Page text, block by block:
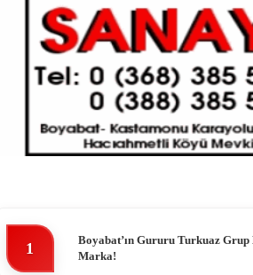
1
Boyabat’ın Gururu Turkuaz
Marka!